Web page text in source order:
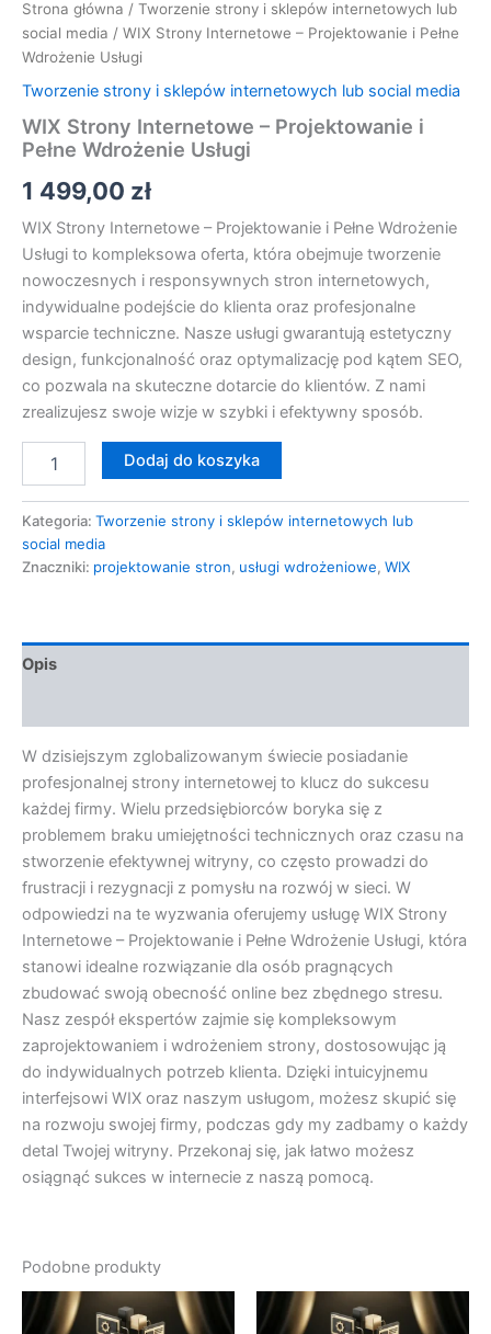
Strona główna / Tworzenie strony i sklepów internetowych lub
social media / WIX Strony Internetowe – Projektowanie i Pełne
Wdrożenie Usługi
Tworzenie strony i sklepów internetowych lub social media
WIX Strony Internetowe – Projektowanie i
Pełne Wdrożenie Usługi
1 499,00 zł
WIX Strony Internetowe – Projektowanie i Pełne Wdrożenie
Usługi to kompleksowa oferta, która obejmuje tworzenie
nowoczesnych i responsywnych stron internetowych,
indywidualne podejście do klienta oraz profesjonalne
wsparcie techniczne. Nasze usługi gwarantują estetyczny
design, funkcjonalność oraz optymalizację pod kątem SEO,
co pozwala na skuteczne dotarcie do klientów. Z nami
zrealizujesz swoje wizje w szybki i efektywny sposób.
Dodaj do koszyka
Kategoria: Tworzenie strony i sklepów internetowych lub
social media
Znaczniki: projektowanie stron, usługi wdrożeniowe, WIX
Opis
W dzisiejszym zglobalizowanym świecie posiadanie
profesjonalnej strony internetowej to klucz do sukcesu
każdej firmy. Wielu przedsiębiorców boryka się z
problemem braku umiejętności technicznych oraz czasu na
stworzenie efektywnej witryny, co często prowadzi do
frustracji i rezygnacji z pomysłu na rozwój w sieci. W
odpowiedzi na te wyzwania oferujemy usługę WIX Strony
Internetowe – Projektowanie i Pełne Wdrożenie Usługi, która
stanowi idealne rozwiązanie dla osób pragnących
zbudować swoją obecność online bez zbędnego stresu.
Nasz zespół ekspertów zajmie się kompleksowym
zaprojektowaniem i wdrożeniem strony, dostosowując ją
do indywidualnych potrzeb klienta. Dzięki intuicyjnemu
interfejsowi WIX oraz naszym usługom, możesz skupić się
na rozwoju swojej firmy, podczas gdy my zadbamy o każdy
detal Twojej witryny. Przekonaj się, jak łatwo możesz
osiągnąć sukces w internecie z naszą pomocą.
Podobne produkty